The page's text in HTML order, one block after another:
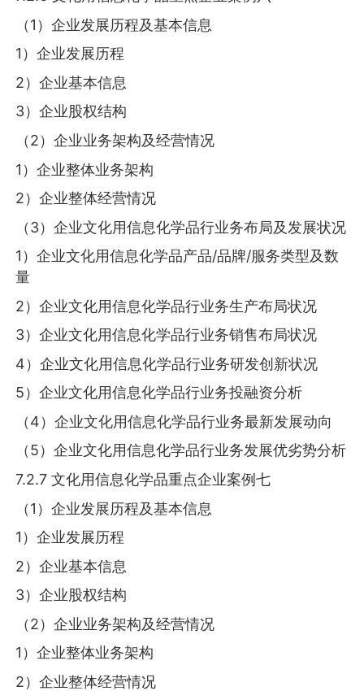
（1）企业发展历程及基本信息
1）企业发展历程
2）企业基本信息
3）企业股权结构
（2）企业业务架构及经营情况
1）企业整体业务架构
2）企业整体经营情况
（3）企业文化用信息化学品行业务布局及发展状况
1）企业文化用信息化学品产品/品牌/服务类型及数
量
2）企业文化用信息化学品行业务生产布局状况
3）企业文化用信息化学品行业务销售布局状况
4）企业文化用信息化学品行业务研发创新状况
5）企业文化用信息化学品行业务投融资分析
（4）企业文化用信息化学品行业务最新发展动向
（5）企业文化用信息化学品行业务发展优劣势分析
7.2.7 文化用信息化学品重点企业案例七
（1）企业发展历程及基本信息
1）企业发展历程
2）企业基本信息
3）企业股权结构
（2）企业业务架构及经营情况
1）企业整体业务架构
2）企业整体经营情况